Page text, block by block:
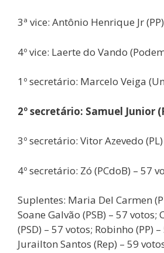
3ª vice: Antônio Henrique Jr
4º vice: Laerte do Vando
1º secretário: Marcelo Veiga
2º secretário: Samuel Junior
3º secretário: Vitor Azevedo
4º secretário: Zó (PCdoB) – 57
Suplentes: Maria Del Carmen
Soane Galvão (PSB) – 57
(PSD) – 57 votos; Robinho (PP)
Jurailton Santos (Rep) – 59